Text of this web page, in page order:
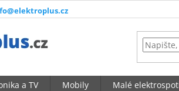
a TV Mobily Malé